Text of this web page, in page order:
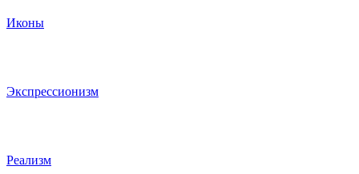
Иконы
Экспрессионизм
Реализм